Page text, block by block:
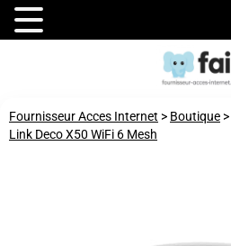
Fournisseur Acces Internet > Boutique >
Link Deco X50 WiFi 6 Mesh